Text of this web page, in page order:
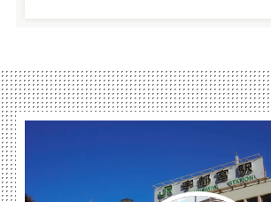
今回作りませんでしたが、女
パンツもポケットは必要です。